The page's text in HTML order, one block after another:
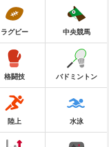
ラグビー 中央競馬
格闘技 バドミントン
陸上 水泳